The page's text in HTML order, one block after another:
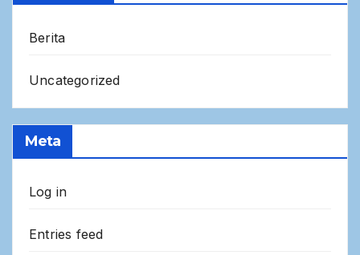
Berita
Uncategorized
Meta
Log in
Entries feed